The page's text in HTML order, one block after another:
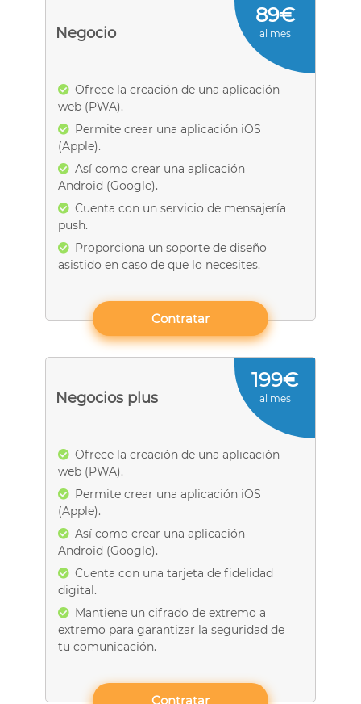
Negocio
89€
al mes
Ofrece la creación de una aplicación
web (PWA).
Permite crear una aplicación iOS
(Apple).
Así como crear una aplicación
Android (Google).
Cuenta con un servicio de mensajería
push.
Proporciona un soporte de diseño
asistido en caso de que lo necesites.
Contratar
Negocios plus
199€
al mes
Ofrece la creación de una aplicación
web (PWA).
Permite crear una aplicación iOS
(Apple).
Así como crear una aplicación
Android (Google).
Cuenta con una tarjeta de fidelidad
digital.
Mantiene un cifrado de extremo a
extremo para garantizar la seguridad de
tu comunicación.
Contratar